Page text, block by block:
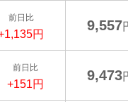
前日比
円
9,557
前日比
+151円
9,473